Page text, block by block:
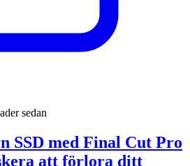
sedan
SSD med Final Cut Pro
att förlora ditt